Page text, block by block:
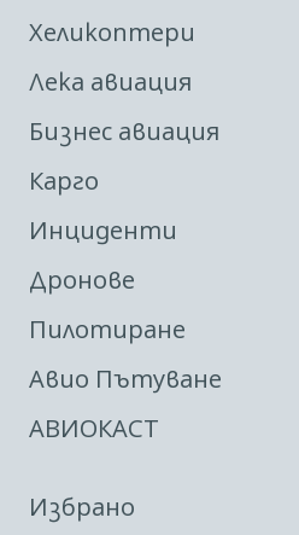
Хеликоптери
Лека авиация
Бизнес авиация
Карго
Инциденти
Дронове
Пилотиране
Авио Пътуване
АВИОКАСТ
Избрано